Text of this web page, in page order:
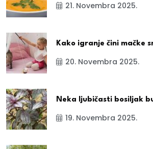
21. Novembra 2025.
Kako igranje čini mačke
20. Novembra 2025.
Neka ljubičasti bosiljak
19. Novembra 2025.